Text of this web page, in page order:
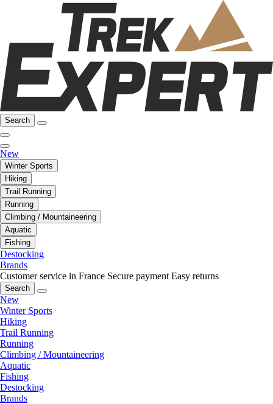
Search
New
Winter Sports
Hiking
Trail Running
Running
Climbing / Mountaineering
Aquatic
Fishing
Destocking
Brands
Customer service in France Secure payment Easy returns
Search
New
Winter Sports
Hiking
Trail Running
Running
Climbing / Mountaineering
Aquatic
Fishing
Destocking
Brands